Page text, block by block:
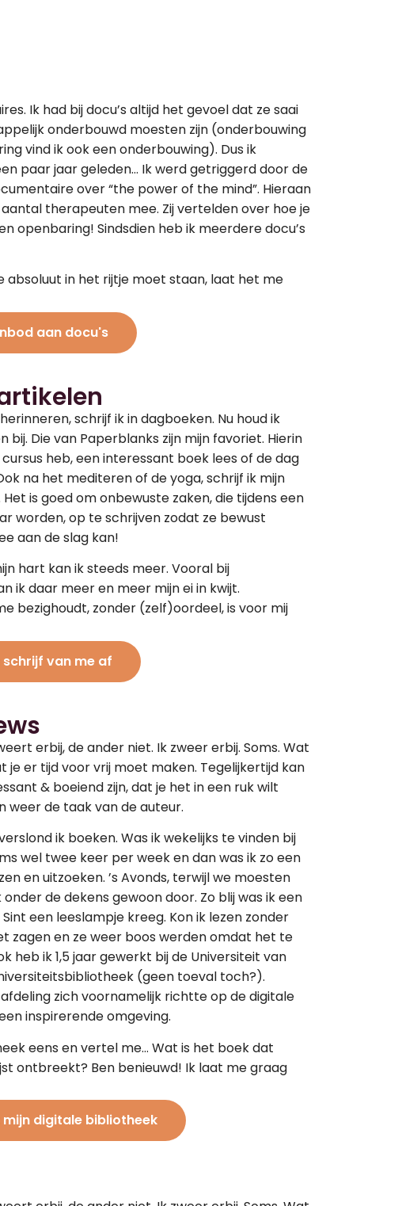
Ik had bij docu’s altijd het gevoel dat ze saai
onderbouwd moesten zijn (onderbouwing
vind ik ook een onderbouwing). Dus ik
paar jaar geleden… Ik werd getriggerd door de
over “the power of the mind”. Hieraan
therapeuten mee. Zij vertelden over hoe je
openbaring! Sindsdien heb ik meerdere docu’s
absoluut in het rijtje moet staan, laat het me
aan docu's
schrijf ik in dagboeken. Nu houd ik
bij. Die van Paperblanks zijn mijn favoriet. Hierin
heb, een interessant boek lees of de dag
na het mediteren of de yoga, schrijf ik mijn
is goed om onbewuste zaken, die tijdens een
worden, op te schrijven zodat ze bewust
aan de slag kan!
hart kan ik steeds meer. Vooral bij
ik daar meer en meer mijn ei in kwijt.
bezighoudt, zonder (zelf)oordeel, is voor mij
schrijf van me af
erbij, de ander niet. Ik zweer erbij. Soms. Wat
je er tijd voor vrij moet maken. Tegelijkertijd kan
& boeiend zijn, dat je het in een ruk wilt
weer de taak van de auteur.
ik boeken. Was ik wekelijks te vinden bij
wel twee keer per week en dan was ik zo een
en uitzoeken. ’s Avonds, terwijl we moesten
onder de dekens gewoon door. Zo blij was ik een
een leeslampje kreeg. Kon ik lezen zonder
zagen en ze weer boos werden omdat het te
heb ik 1,5 jaar gewerkt bij de Universiteit van
(geen toeval toch?).
zich voornamelijk richtte op de digitale
inspirerende omgeving.
eens en vertel me… Wat is het boek dat
ontbreekt? Ben benieuwd! Ik laat me graag
mijn digitale bibliotheek